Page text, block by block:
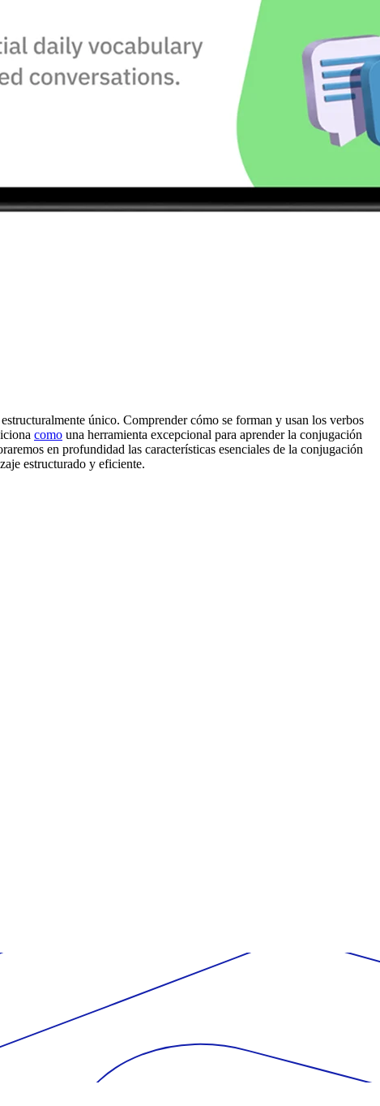
único. Comprender cómo se forman y usan los verbos
como una herramienta excepcional para aprender la conjugación
en profundidad las características esenciales de la conjugación
estructurado y eficiente.